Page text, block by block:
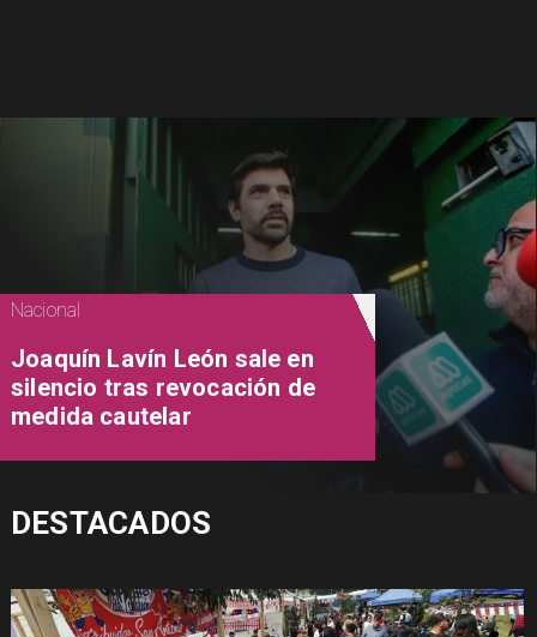
Nacional
Joaquín Lavín León sale en
silencio tras revocación de
medida cautelar
DESTACADOS